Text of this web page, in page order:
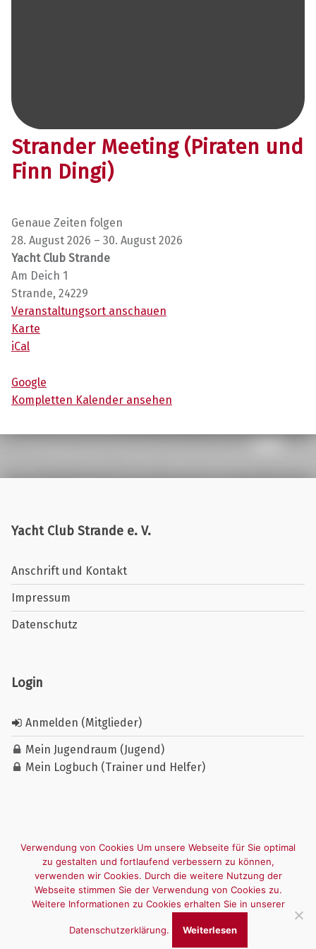
Strander Meeting (Piraten und
Finn Dingi)
Strander Meeting (Piraten und Finn Dingi)
Genaue Zeiten folgen
28. August 2026 – 30. August 2026
Yacht Club Strande
Am Deich 1
Strande, 24229
Veranstaltungsort anschauen
Karte
Yacht Club Strande
iCal
Google
Kompletten Kalender ansehen
Yacht Club Strande e. V.
Anschrift und Kontakt
Impressum
Datenschutz
Login
Anmelden (Mitglieder)
Mein Jugendraum (Jugend)
Mein Logbuch (Trainer und Helfer)
Verwendung von Cookies Um unsere Webseite für Sie optimal
zu gestalten und fortlaufend verbessern zu können,
verwenden wir Cookies. Durch die weitere Nutzung der
Webseite stimmen Sie der Verwendung von Cookies zu.
Weitere Informationen zu Cookies erhalten Sie in unserer
Datenschutzerklärung. Weiterlesen